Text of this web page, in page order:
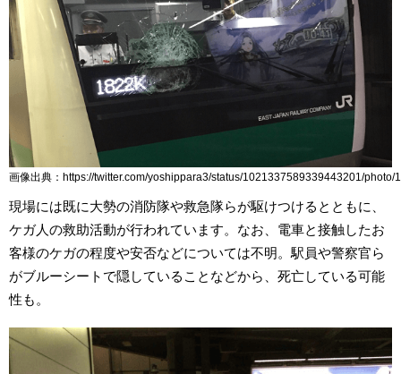
画像出典：https://twitter.com/yoshippara3/status/1021337589339443201/photo/1
現場には既に大勢の消防隊や救急隊らが駆けつけるとともに、
ケガ人の救助活動が行われています。なお、電車と接触したお
客様のケガの程度や安否などについては不明。駅員や警察官ら
がブルーシートで隠していることなどから、死亡している可能
性も。